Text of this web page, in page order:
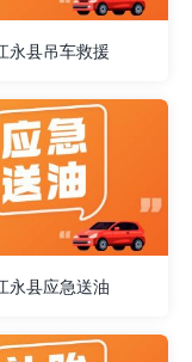
永县吊车救援
永县应急送油